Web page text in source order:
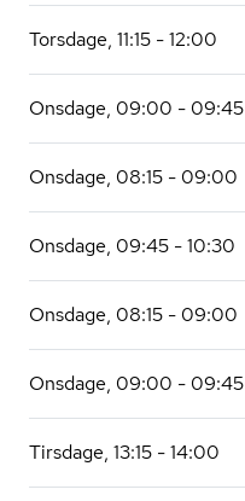
Torsdage, 11:15 - 12:00
Onsdage, 09:00 - 09:45
Onsdage, 08:15 - 09:00
Onsdage, 09:45 - 10:30
Onsdage, 08:15 - 09:00
Onsdage, 09:00 - 09:45
Tirsdage, 13:15 - 14:00